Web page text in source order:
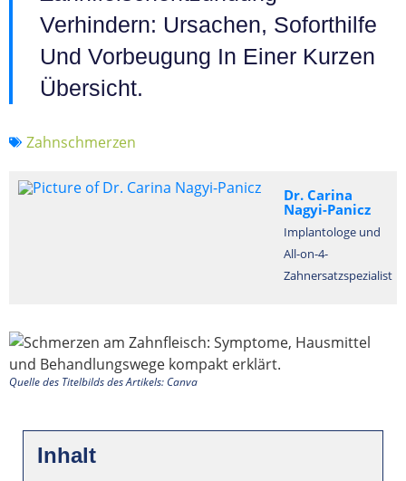
Verhindern: Ursachen, Soforthilfe
Und Vorbeugung In Einer Kurzen
Übersicht.
Zahnschmerzen
Dr. Carina
Nagyi-Panicz
Implantologe und
All-on-4-
Zahnersatzspezialist
Quelle des Titelbilds des Artikels: Canva
Inhalt